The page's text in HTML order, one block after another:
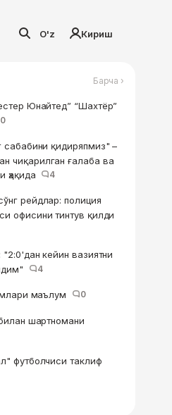
O'z Кириш
Барча ›
Юнайтед” “Шахтёр”
0
сабабини қидиряпмиз" –
чиқарилган ғалаба ва
ҳақида
4
рейдлар: полиция
офисини тинтув қилди
кейин вазиятни
4
маълум 0
шартномани
футболчиси таклиф